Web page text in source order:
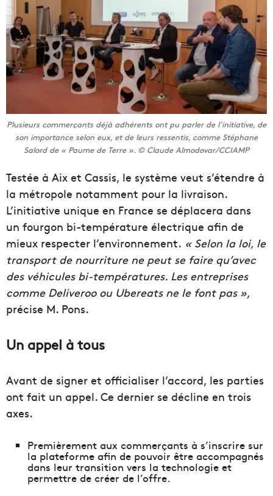
Plusieurs commerçants déjà adhérents ont pu parler de l’initiative, de
son importance selon eux, et de leurs ressentis, comme Stéphane
Salord de « Paume de Terre ». © Claude Almodovar/CCIAMP
Testée à Aix et Cassis, le système veut s’étendre à
la métropole notamment pour la livraison.
L’initiative unique en France se déplacera dans
un fourgon bi-température électrique afin de
mieux respecter l’environnement. « Selon la loi, le
transport de nourriture ne peut se faire qu’avec
des véhicules bi-températures. Les entreprises
comme Deliveroo ou Ubereats ne le font pas »,
précise M. Pons.
Un appel à tous
Avant de signer et officialiser l’accord, les parties
ont fait un appel. Ce dernier se décline en trois
axes.
Premièrement aux commerçants à s’inscrire sur
la plateforme afin de pouvoir être accompagnés
dans leur transition vers la technologie et
permettre de créer de l’offre.